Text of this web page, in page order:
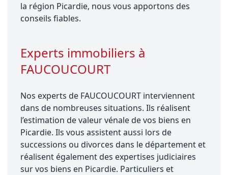
la région Picardie, nous vous apportons des
conseils fiables.
Experts immobiliers à
FAUCOUCOURT
Nos experts de FAUCOUCOURT interviennent
dans de nombreuses situations. Ils réalisent
l’estimation de valeur vénale de vos biens en
Picardie. Ils vous assistent aussi lors de
successions ou divorces dans le département et
réalisent également des expertises judiciaires
sur vos biens en Picardie. Particuliers et